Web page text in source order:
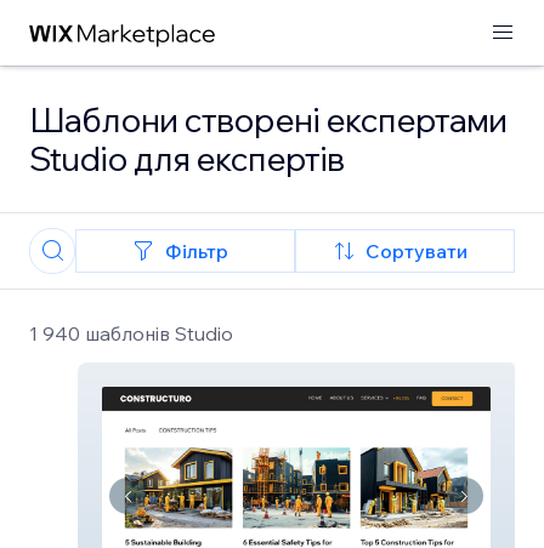
Шаблони створені експертами
Studio для експертів
Фільтр Сортувати
1 940 шаблонів Studio